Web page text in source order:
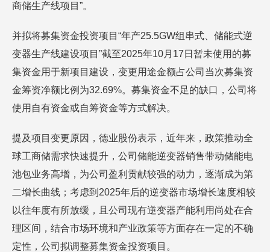
商储生产线项目”。
并拟将募集资金投资项目“年产25.5GW组串式、储能式逆
变器生产线建设项目”截至2025年10月17日暂未使用的募
集资金用于新项目建设，变更用途金额占公司当次募集资
金筹资净额比例为32.69%。募集资金不足的缺口，公司将
使用自有资金或自筹资金等方式解决。
提及项目变更原因，德业股份表示，近年来，政策推动全
球工商储需求快速提升，公司储能逆变器销售带动储能电
池包业务高增，为公司盈利贡献较强的动力，逐渐成为第
二增长曲线；考虑到2025年后的逆变器市场增长速度相较
以往年度有所放缓，且公司现有逆变器产能利用尚处在合
理区间，结合市场环境和产业政策等方面存在一定的不确
定性，公司拟调整募集资金投资项目。